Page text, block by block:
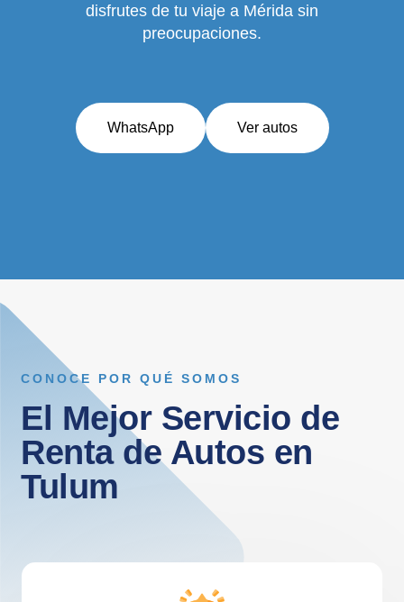
disfrutes de tu viaje a Mérida sin
preocupaciones.
WhatsApp Ver autos
CONOCE POR QUÉ SOMOS
El Mejor Servicio de
Renta de Autos en
Tulum